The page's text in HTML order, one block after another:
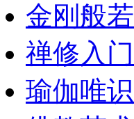
金刚般若
禅修入门
瑜伽唯识